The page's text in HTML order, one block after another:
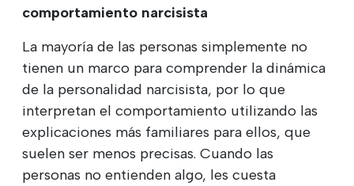
comportamiento narcisista
La mayoría de las personas simplemente no
tienen un marco para comprender la dinámica
de la personalidad narcisista, por lo que
interpretan el comportamiento utilizando las
explicaciones más familiares para ellos, que
suelen ser menos precisas. Cuando las
personas no entienden algo, les cuesta